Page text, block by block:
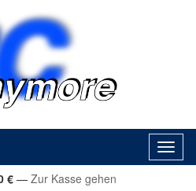
€ — Zur Kasse gehen